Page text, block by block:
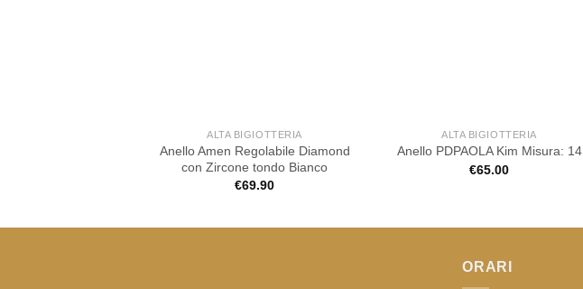
ALTA BIGIOTTERIA
Anello Amen Regolabile Diamond
con Zircone tondo Bianco
€69.90
ALTA BIGIOTTERIA
Anello PDPAOLA Kim Misura: 14
€65.00
ORARI